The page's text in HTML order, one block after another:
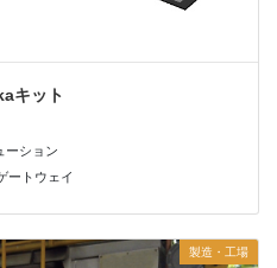
キット
ーション
ートウェイ
製造・工場